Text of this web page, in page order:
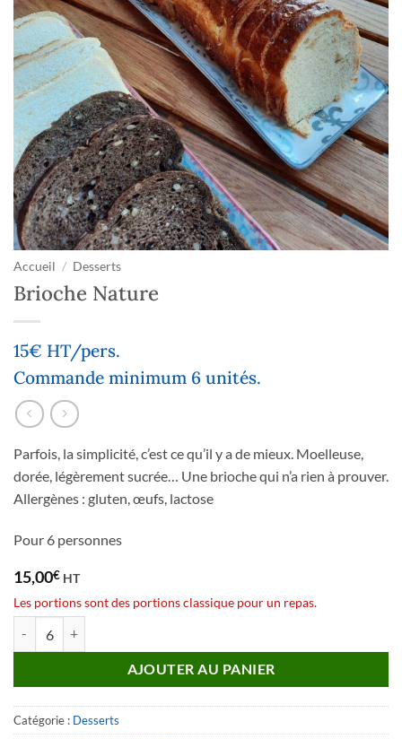
Accueil / Desserts
Brioche Nature
15€ HT/pers.
Commande minimum 6 unités.
Parfois, la simplicité, c’est ce qu’il y a de mieux. Moelleuse,
dorée, légèrement sucrée… Une brioche qui n’a rien à prouver.
Allergènes : gluten, œufs, lactose
Pour 6 personnes
15,00€ HT
Les portions sont des portions classique pour un repas.
AJOUTER AU PANIER
Catégorie : Desserts